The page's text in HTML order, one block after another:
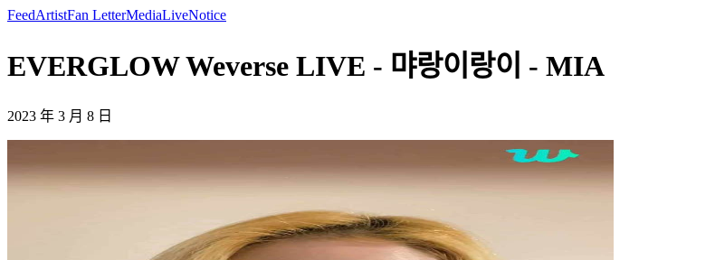
FeedArtistFan LetterMediaLiveNotice
EVERGLOW Weverse LIVE - 먀랑이랑이 - MIA
2023 年 3 月 8 日